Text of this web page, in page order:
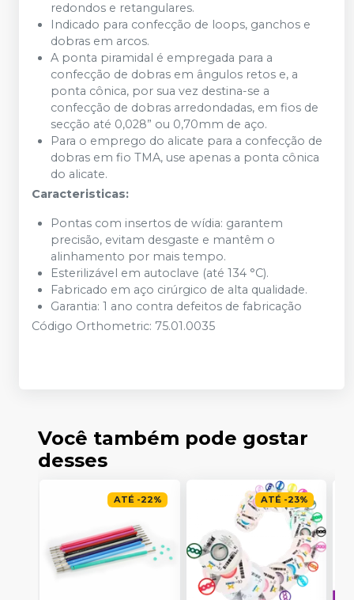
redondos e retangulares.
Indicado para confecção de loops, ganchos e
dobras em arcos.
A ponta piramidal é empregada para a
confecção de dobras em ângulos retos e, a
ponta cônica, por sua vez destina-se a
confecção de dobras arredondadas, em fios de
secção até 0,028” ou 0,70mm de aço.
Para o emprego do alicate para a confecção de
dobras em fio TMA, use apenas a ponta cônica
do alicate.
Caracteristicas:
Pontas com insertos de wídia: garantem
precisão, evitam desgaste e mantêm o
alinhamento por mais tempo.
Esterilizável em autoclave (até 134 °C).
Fabricado em aço cirúrgico de alta qualidade.
Garantia: 1 ano contra defeitos de fabricação
Código Orthometric: 75.01.0035
Você também pode gostar
desses
ATÉ -22% ATÉ -23%